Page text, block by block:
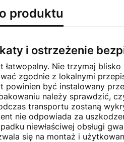
produktu
i ostrzeżenie
łatwopalny. Nie trzymaj blisko
zgodnie z lokalnymi
powinien być instalowany
należy sprawdzić,
transportu zostaną
nie odpowiada za
niewłaściwej obsługi
się na montaż i